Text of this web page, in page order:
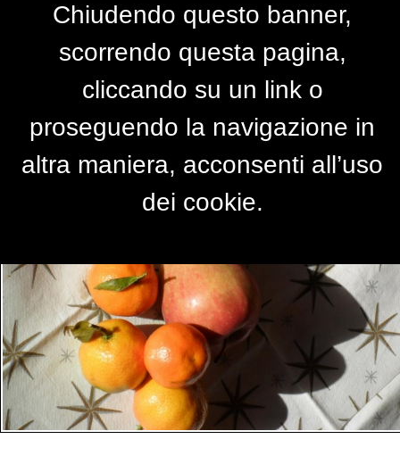
OMBRE
diRaffaellaAmoruso
Chiudendo questo banner,
scorrendo questa pagina,
cliccando su un link o
proseguendo la navigazione in
altra maniera, acconsenti all’uso
dei cookie.